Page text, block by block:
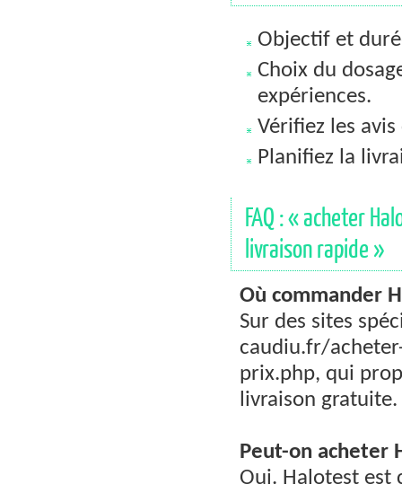
Objectif et
Choix du
expériences.
Vérifiez les
Planifiez la
FAQ : « acheter
livraison rapide »
Où commander
Sur des sites
caudiu.fr/
prix.php, qui
livraison gratuite.
Peut-on acheter
Oui. Halotest est